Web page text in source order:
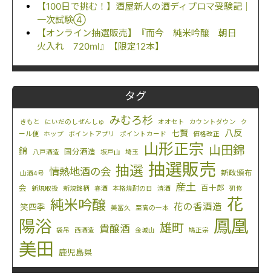
【100日で挑む！】酒屋新人の酒ディプロマ受験記｜
一次試験④
【オンライン抽選販売】『而今 純米吟醸 朝日
火入れ 720ml』【限定12本】
タグ
きもと にいだのしぜんしゅ みむろ杉 オオセト カウントダウン
ク
ール便
ホップ ポイントアプリ ポイントカード 七賢 価格改正
八反
錦
八戸酒造 国分酒造 坂戸山 埼玉 山形正宗 山田錦
山酒4号 情熱地酒の会 抽選 抽選販売 新政頒布
会
新規取扱 新規銘柄 春酒 本格焼酎の日 清酒 産土 百十郎 研修
笑四季 純米吟醸 美冨久 至高の一本 花の香酒造 花
陽浴
袋吊 西酒造 貴醸酒 金城山 雄町 鳩正宗
鳳凰
美田
鹿児島県